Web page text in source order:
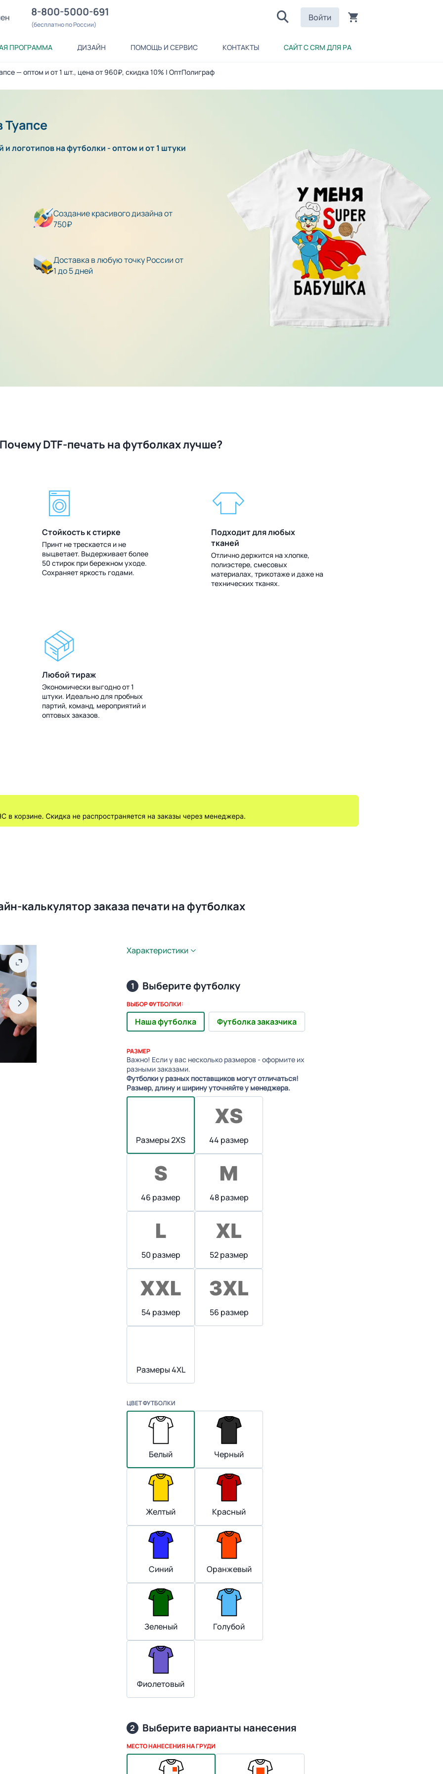
8-800-5000-691
(бесплатно по России)
Войти
ПРОГРАММА ДИЗАЙН ПОМОЩЬ И СЕРВИС КОНТАКТЫ САЙТ С CRM ДЛЯ РА
— оптом и от 1 шт., цена от 960₽, скидка 10% | ОптПолиграф
Туапсе
логотипов на футболки - оптом и от 1 штуки
Создание красивого дизайна от
750₽
Доставка в любую точку России от
1 до 5 дней
DTF-печать на футболках лучше?
Стойкость к стирке
Принт не трескается и не
выцветает. Выдерживает более
50 стирок при бережном уходе.
Сохраняет яркость годами.
Подходит для любых
тканей
Отлично держится на хлопке,
полиэстере, смесовых
материалах, трикотаже и даже на
технических тканях.
Любой тираж
Экономически выгодно от 1
штуки. Идеально для пробных
партий, команд, мероприятий и
оптовых заказов.
калькулятор заказа печати на футболках
Характеристики
1 Выберите футболку
ВЫБОР ФУТБОЛКИ:
Наша футболка Футболка заказчика
РАЗМЕР
Важно! Если у вас несколько размеров - оформите их
разными заказами.
Футболки у разных поставщиков могут отличаться!
Размер, длину и ширину уточняйте у менеджера.
Размеры 2XS 44 размер
46 размер 48 размер
50 размер 52 размер
54 размер 56 размер
Размеры 4XL
ЦВЕТ ФУТБОЛКИ
Белый Черный
Желтый Красный
Синий Оранжевый
Зеленый Голубой
Фиолетовый
2 Выберите варианты нанесения
МЕСТО НАНЕСЕНИЯ НА ГРУДИ